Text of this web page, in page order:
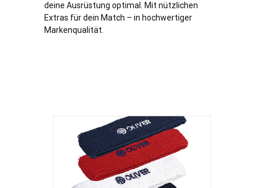
deine Ausrüstung optimal. Mit nützlichen
Extras für dein Match – in hochwertiger
Markenqualität.